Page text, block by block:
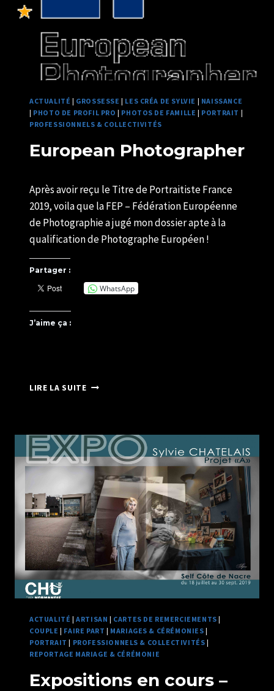
ACTUALITÉ | GROSSESSE | LES CRÉA DE SYLVIE | NAISSANCE
| PHOTO DE PROFIL PRO | PHOTOS DE FAMILLE | PORTRAIT |
PROFESSIONNELS & COLLECTIVITÉS
European Photographer
U82599339
Après avoir reçu le Titre de Portraitiste France
2019, voila que la FEP – Fédération Européenne
de Photographie a jugé mon dossier apte à la
qualification de Photographe Européen !
Partager :
WhatsApp
J’aime ça :
LIRE LA SUITEEUROPEAN
ACTUALITÉ |ARTISAN | CARTES DE REMERCIEMENTS |
COUPLE | FAIRE PART | MARIAGES & CÉRÉMONIES |
PORTRAIT | PROFESSIONNELS & COLLECTIVITÉS |
REPORTAGE MARIAGE & CÉRÉMONIE
Expositions en cours –